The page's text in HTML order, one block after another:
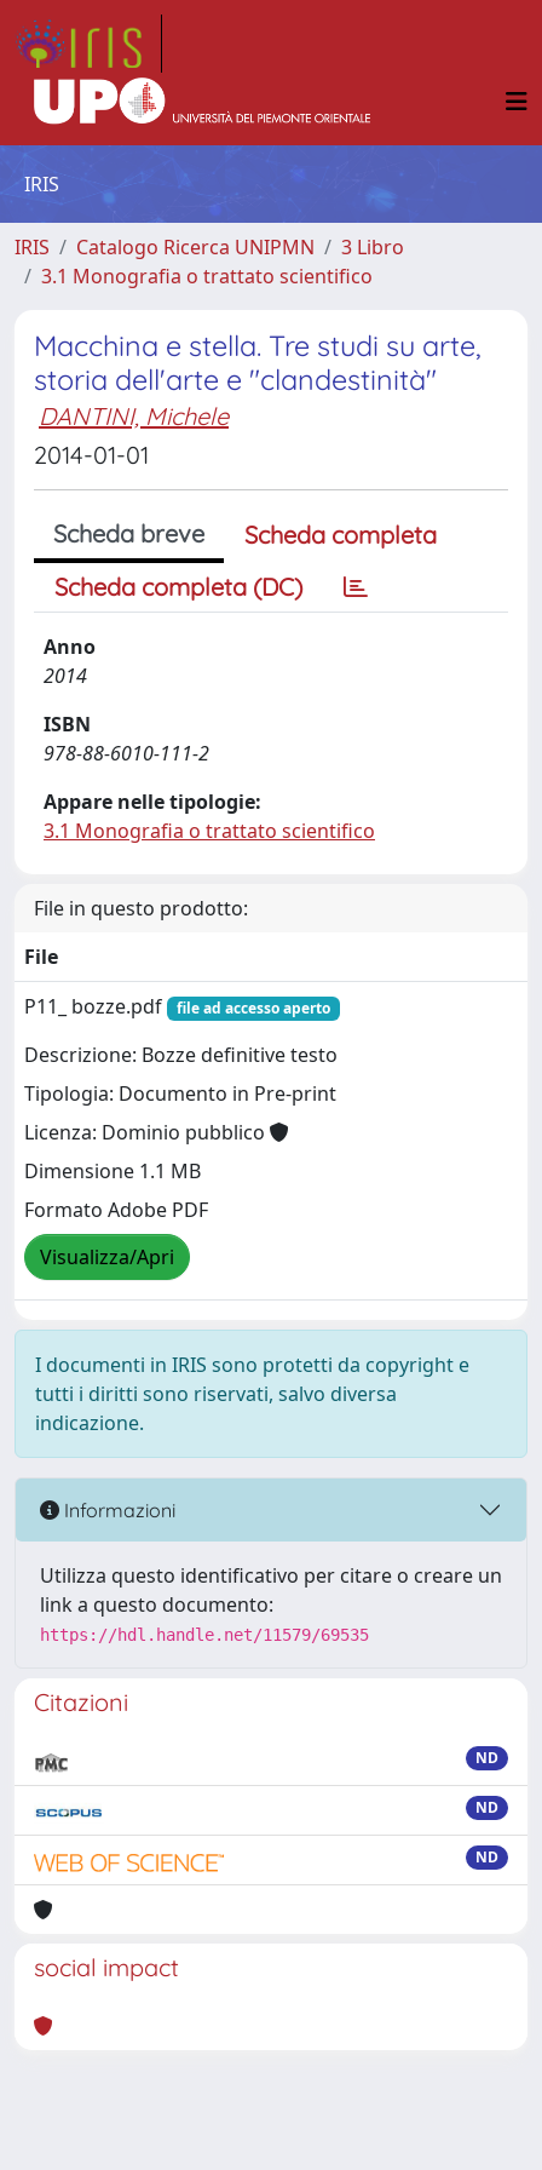
IRIS
IRIS Catalogo Ricerca UNIPMN
3 Libro
3.1 Monografia o trattato scientifico
Macchina e stella. Tre studi su arte,
storia dell'arte e "clandestinità"
DANTINI, Michele
2014-01-01
Scheda breve
Scheda completa
Scheda completa (DC)
Anno
2014
ISBN
978-88-6010-111-2
Appare nelle tipologie:
3.1 Monografia o trattato scientifico
File in questo prodotto:
File
P11_ bozze.pdf
file ad accesso aperto
Descrizione: Bozze definitive testo
Tipologia: Documento in Pre-print
Licenza: Dominio pubblico
Dimensione 1.1 MB
Formato Adobe PDF
Visualizza/Apri
I documenti in IRIS sono protetti da copyright e
tutti i diritti sono riservati, salvo diversa
indicazione.
Informazioni
Utilizza questo identificativo per citare o creare un
link a questo documento:
https://hdl.handle.net/11579/69535
Citazioni
ND
ND
ND
social impact